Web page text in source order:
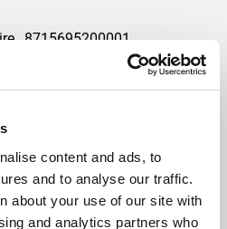
content and ads, to
and to analyse our traffic.
about your use of our site with
and analytics partners who
8715695200001
50
Dimensions min. écran (pouce) 36